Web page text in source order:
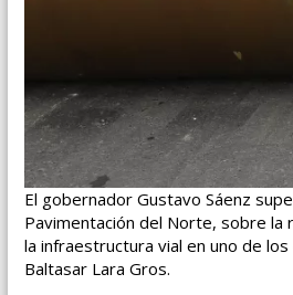
El gobernador Gustavo Sáenz
Pavimentación del Norte, sobre la
la infraestructura vial en uno de
Baltasar Lara Gros.